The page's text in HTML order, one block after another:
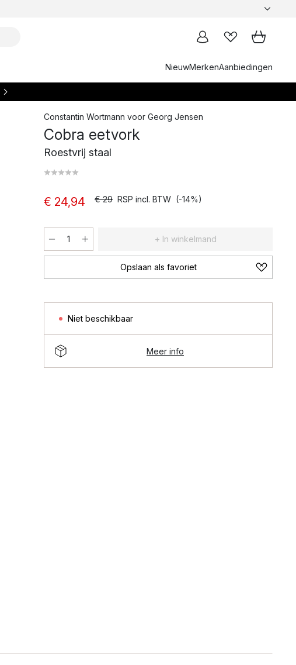
NieuwMerkenAanbiedingen
Constantin Wortmann voor Georg Jensen
Cobra eetvork
Roestvrij staal
€ 24,94 € 29 RSP incl. BTW (-14%)
+ In winkelmand
Opslaan als favoriet
Niet beschikbaar
Meer info